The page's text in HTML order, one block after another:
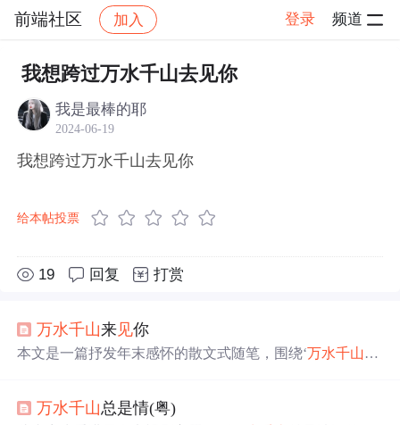
前端社区 加入 登录 频道
社区 前端社区 感慨 帖子详情
我想跨过万水千山去见你
我是最棒的耶
2024-06-19
我想跨过万水千山去见你
给本帖投票
19 回复 打赏
万水千山来见你
本文是一篇抒发年末感怀的散文式随笔，围绕‘万水千山来
离、新领域接触及价值观转变，强调现实温情（如‘抓住个
万水千山总是情(粤)